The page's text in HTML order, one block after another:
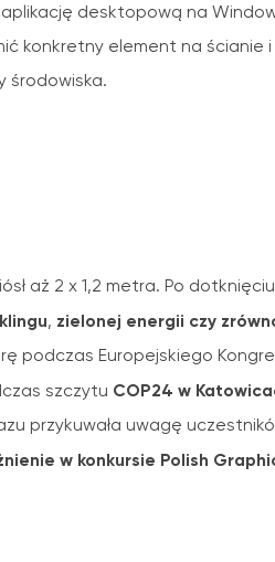
desktopową na
konkretny element na ścianie
środowiska.
aż 2 x 1,2 metra. Po
, zielonej energii czy
podczas Europejskiego
szczytu COP24 w
przykuwała uwagę
w konkursie Polish